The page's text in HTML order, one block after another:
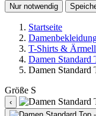
Nur notwendig
Startseite
T-Shirts &
Damen Standard
Damen Standard
Größe S
‹